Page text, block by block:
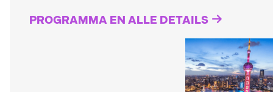
PROGRAMMA EN ALLE DETAILS